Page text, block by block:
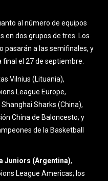
al número de equipos
en dos grupos de tres. Los
pasarán a las semifinales, y
el 27 de septiembre.
Vilnius (Lituania),
League Europe,
Sharks (China),
China de Baloncesto; y
de la Basketball
Juniors (Argentina),
League Americas; los